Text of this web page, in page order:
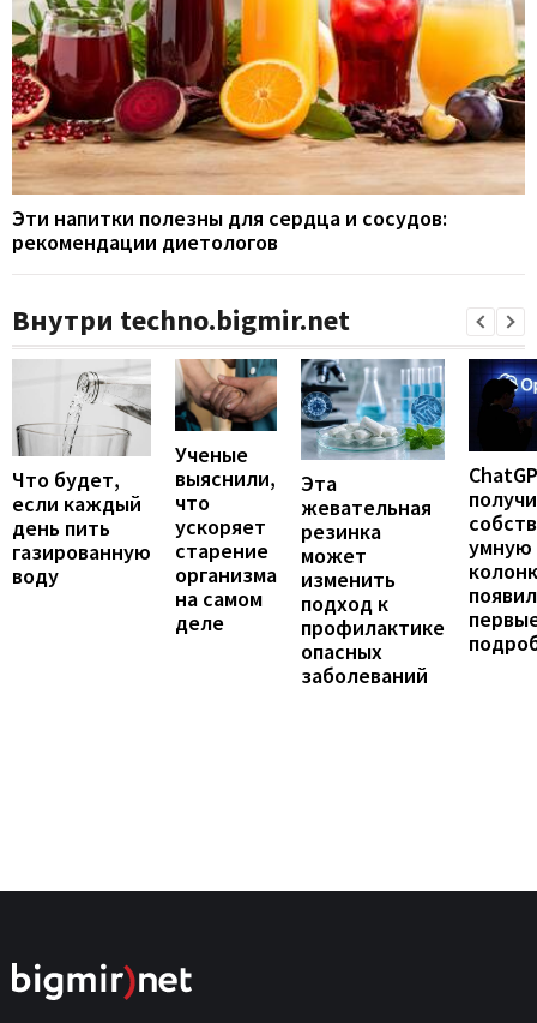
Эти напитки полезны для сердца и сосудов:
рекомендации диетологов
Внутри techno.bigmir.net
Что будет,
если каждый
день пить
газированную
воду
Ученые
выяснили,
что
ускоряет
старение
организма
на самом
деле
Эта
жевательная
резинка
может
изменить
подход к
профилактике
опасных
заболеваний
умную